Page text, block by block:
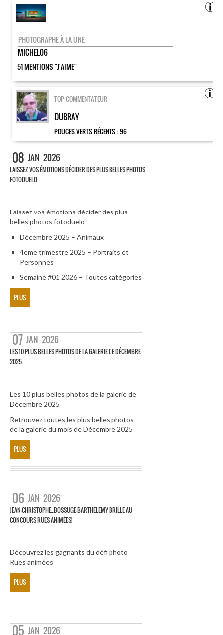
PHOTOGRAPHE À LA UNE
MICHEL06
51 MENTIONS "J'AIME"
TOP COMMENTATEUR
DUBRAY
POUCES VERTS RÉCENTS :96
08 JAN 2026
LAISSEZ VOS ÉMOTIONS DÉCIDER DES PLUS BELLES PHOTOS
FOTODUELO
Laissez vos émotions décider des plus
belles photos fotoduelo
Décembre 2025 – Animaux
4eme trimestre 2025 – Portraits et
Personnes
Semaine #01 2026 – Toutes catégories
PLUS
07 JAN 2026
LES 10 PLUS BELLES PHOTOS DE LA GALERIE DE DÉCEMBRE
2025
Les 10 plus belles photos de la galerie de
Décembre 2025
Retrouvez toutes les plus belles photos
de la galerie du mois de Décembre 2025
PLUS
06 JAN 2026
JEAN-CHRISTOPHE_BOSSUGE-BARTHELEMY BRILLE AU
CONCOURS RUES ANIMÉES!
Découvrez les gagnants du défi photo
Rues animées
PLUS
05 JAN 2026